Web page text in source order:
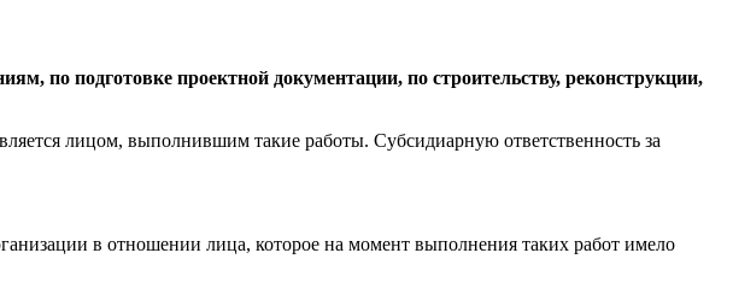
по подготовке проектной документации, по строительству, реконструкции,
лицом, выполнившим такие работы. Субсидиарную ответственность за
в отношении лица, которое на момент выполнения таких работ имело